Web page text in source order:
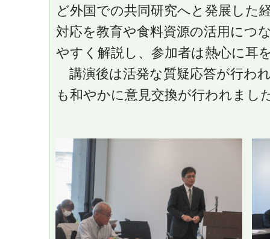
ど外国での共同研究へと発展した
対応を教育や食料資源の活用につ
やすく解説し、参加者は熱心に耳
講演後は活発な質疑応答が行わ
も和やかに意見交換が行われまし